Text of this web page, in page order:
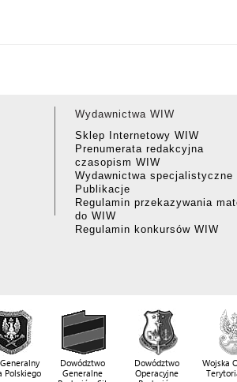
Wydawnictwa WIW
Sklep Internetowy WIW
Prenumerata redakcyjna
czasopism WIW
Wydawnictwa specjalistyczne
Publikacje
Regulamin przekazywania
do WIW
Regulamin konkursów WIW
Polskiego
Dowództwo
Generalne
Dowództwo
Operacyjne
Wojska